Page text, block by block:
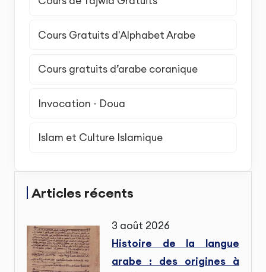
Cours Gratuits d'Alphabet Arabe
Cours gratuits d’arabe coranique
Invocation - Doua
Islam et Culture Islamique
Articles récents
3 août 2026
Histoire de la langue
arabe : des origines à